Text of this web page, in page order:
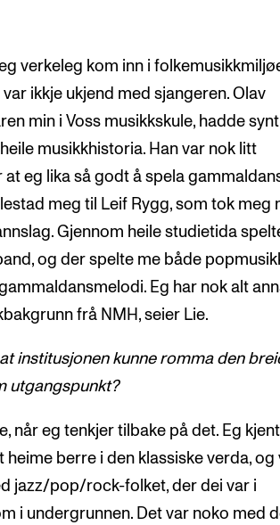
verkeleg kom inn i
var ikkje ukjend med sjangeren. Olav
min i Voss musikkskule, hadde
musikkhistoria. Han var nok litt
at eg lika så godt å spela
meg til Leif Rygg, som tok meg
Gjennom heile studietida
og der spelte me både
Eg har nok alt
frå NMH, seier Lie.
institusjonen kunne romma den
utgangspunkt?
når eg tenkjer tilbake på det. Eg
heime berre i den klassiske verda, og
jazz/pop/rock-folket, der dei var i
i undergrunnen. Det var noko med